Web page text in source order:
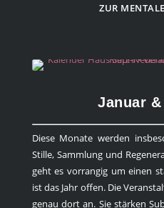
ZUR
Januar
Diese Monate werden
Stille, Sammlung und
geht es vorrangig um einen
ist das Jahr offen. Die
genau dort an. Sie stärken